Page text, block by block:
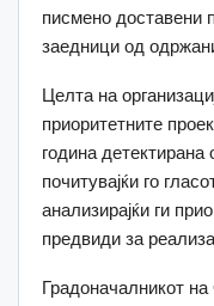
писмено доставени
заедници од
Целта на
приоритетните
година
почитувајќи го
анализирајќи ги
предвиди за
Градоначалникот